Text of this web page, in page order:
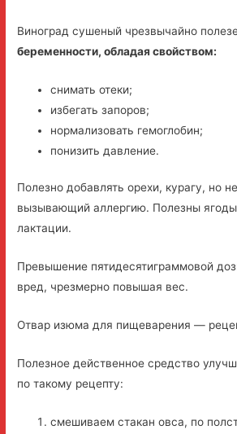
Виноград сушеный чрезвычайно
беременности, обладая свойством:
снимать отеки;
избегать запоров;
нормализовать гемоглобин;
понизить давление.
Полезно добавлять орехи, курагу, но
вызывающий аллергию. Полезны
лактации.
Превышение пятидесятиграммовой
вред, чрезмерно повышая вес.
Отвар изюма для пищеварения —
Полезное действенное средство
по такому рецепту:
смешиваем стакан овса, по